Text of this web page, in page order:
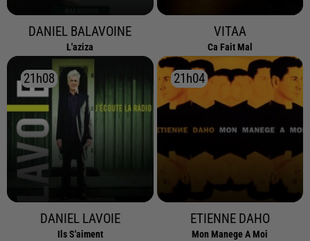
DANIEL BALAVOINE
L'aziza
VITAA
Ca Fait Mal
21h08
21h08
DANIEL LAVOIE
Ils S'aiment
21h04
21h04
ETIENNE DAHO
Mon Manege A Moi